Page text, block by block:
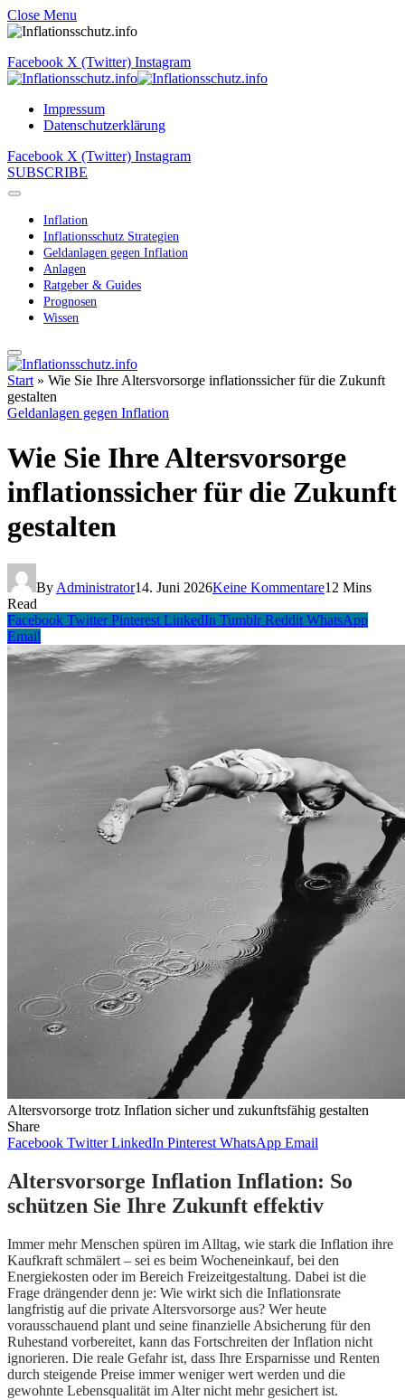
Close Menu
Facebook X (Twitter) Instagram
Impressum
Datenschutzerklärung
Facebook X (Twitter) Instagram
SUBSCRIBE
Inflation
Inflationsschutz Strategien
Geldanlagen gegen Inflation
Anlagen
Ratgeber & Guides
Prognosen
Wissen
Start » Wie Sie Ihre Altersvorsorge inflationssicher für die Zukunft
gestalten
Geldanlagen gegen Inflation
Wie Sie Ihre Altersvorsorge
inflationssicher für die Zukunft
gestalten
By Administrator14. Juni 2026Keine Kommentare12 Mins
Read
Facebook Twitter Pinterest LinkedIn Tumblr Reddit WhatsApp
Email
Altersvorsorge trotz Inflation sicher und zukunftsfähig gestalten
Share
Facebook Twitter LinkedIn Pinterest WhatsApp Email
Altersvorsorge Inflation Inflation: So
schützen Sie Ihre Zukunft effektiv
Immer mehr Menschen spüren im Alltag, wie stark die Inflation ihre
Kaufkraft schmälert – sei es beim Wocheneinkauf, bei den
Energiekosten oder im Bereich Freizeitgestaltung. Dabei ist die
Frage drängender denn je: Wie wirkt sich die Inflationsrate
langfristig auf die private Altersvorsorge aus? Wer heute
vorausschauend plant und seine finanzielle Absicherung für den
Ruhestand vorbereitet, kann das Fortschreiten der Inflation nicht
ignorieren. Die reale Gefahr ist, dass Ihre Ersparnisse und Renten
durch steigende Preise immer weniger wert werden und die
gewohnte Lebensqualität im Alter nicht mehr gesichert ist.